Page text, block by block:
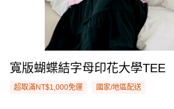
寬版蝴蝶結字母印花大學TEE
超取滿NT$1,000免運 國家/地區配送